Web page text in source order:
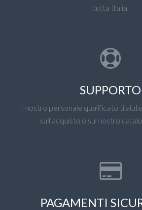
tutta Italia.
SUPPORTO
Il nostro personale qualificato ti
sull'acquisto o sul nostro
PAGAMENTI